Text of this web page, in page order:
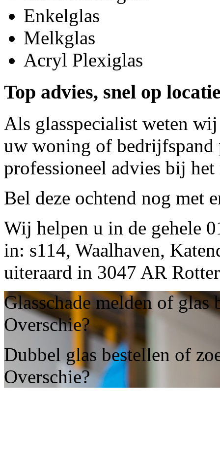
Enkelglas
Melkglas
Acryl Plexiglas
Top advies, snel op
Als glasspecialist weten
uw woning of bedrijfspand
professioneel advies bij
Bel deze ochtend nog met
Wij helpen u in de gehele
in: s114, Waalhaven,
uiteraard in 3047 AR
Glasschade melden of glas
Overschie?
Dubbel glas bestellen of
Overschie?